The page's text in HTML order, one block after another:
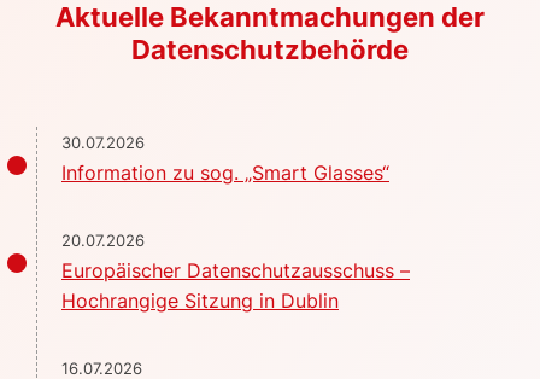
Aktuelle Bekanntmachungen der
Datenschutzbehörde
30.07.2026
Information zu sog. „Smart Glasses“
20.07.2026
Europäischer Datenschutzausschuss –
Hochrangige Sitzung in Dublin
16.07.2026